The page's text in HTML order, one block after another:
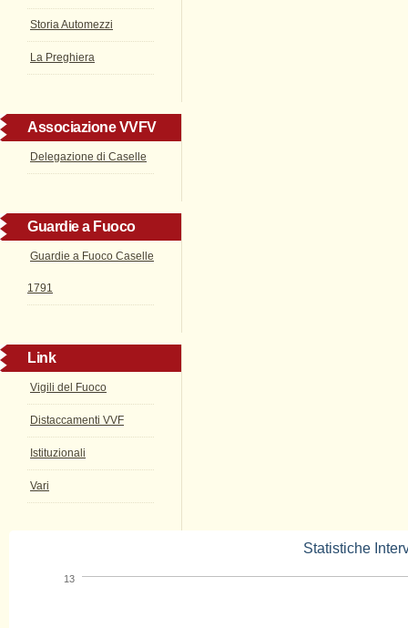
Storia Automezzi
La Preghiera
Associazione VVFV
Delegazione di Caselle
Guardie a Fuoco
Guardie a Fuoco Caselle
1791
Link
Vigili del Fuoco
Distaccamenti VVF
Istituzionali
Vari
Statistiche
13